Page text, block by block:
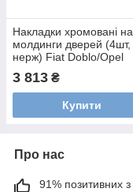
Накладки хромовані на
молдинги дверей (4шт,
нерж) Fiat Doblo/Opel
Combo 2010-,
2524131
3 813 ₴
Купити
Про нас
91% позитивних з